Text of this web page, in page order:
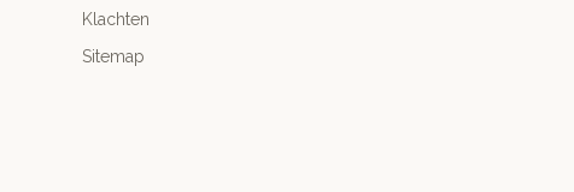
Klachten
Sitemap